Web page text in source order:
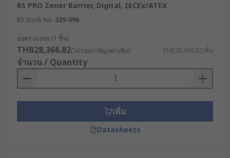
RS PRO Zener Barrier, Digital, IECEx/ATEX
RS Stock No. 329-096
ยอดรวมย่อย (1 ชิ้น)
THB28,366.82(ไม่รวมภาษีมูลค่าเพิ่ม) THB28,366.82/ชิ้น
จำนวน / Quantity
เพิ่ม
Datasheets